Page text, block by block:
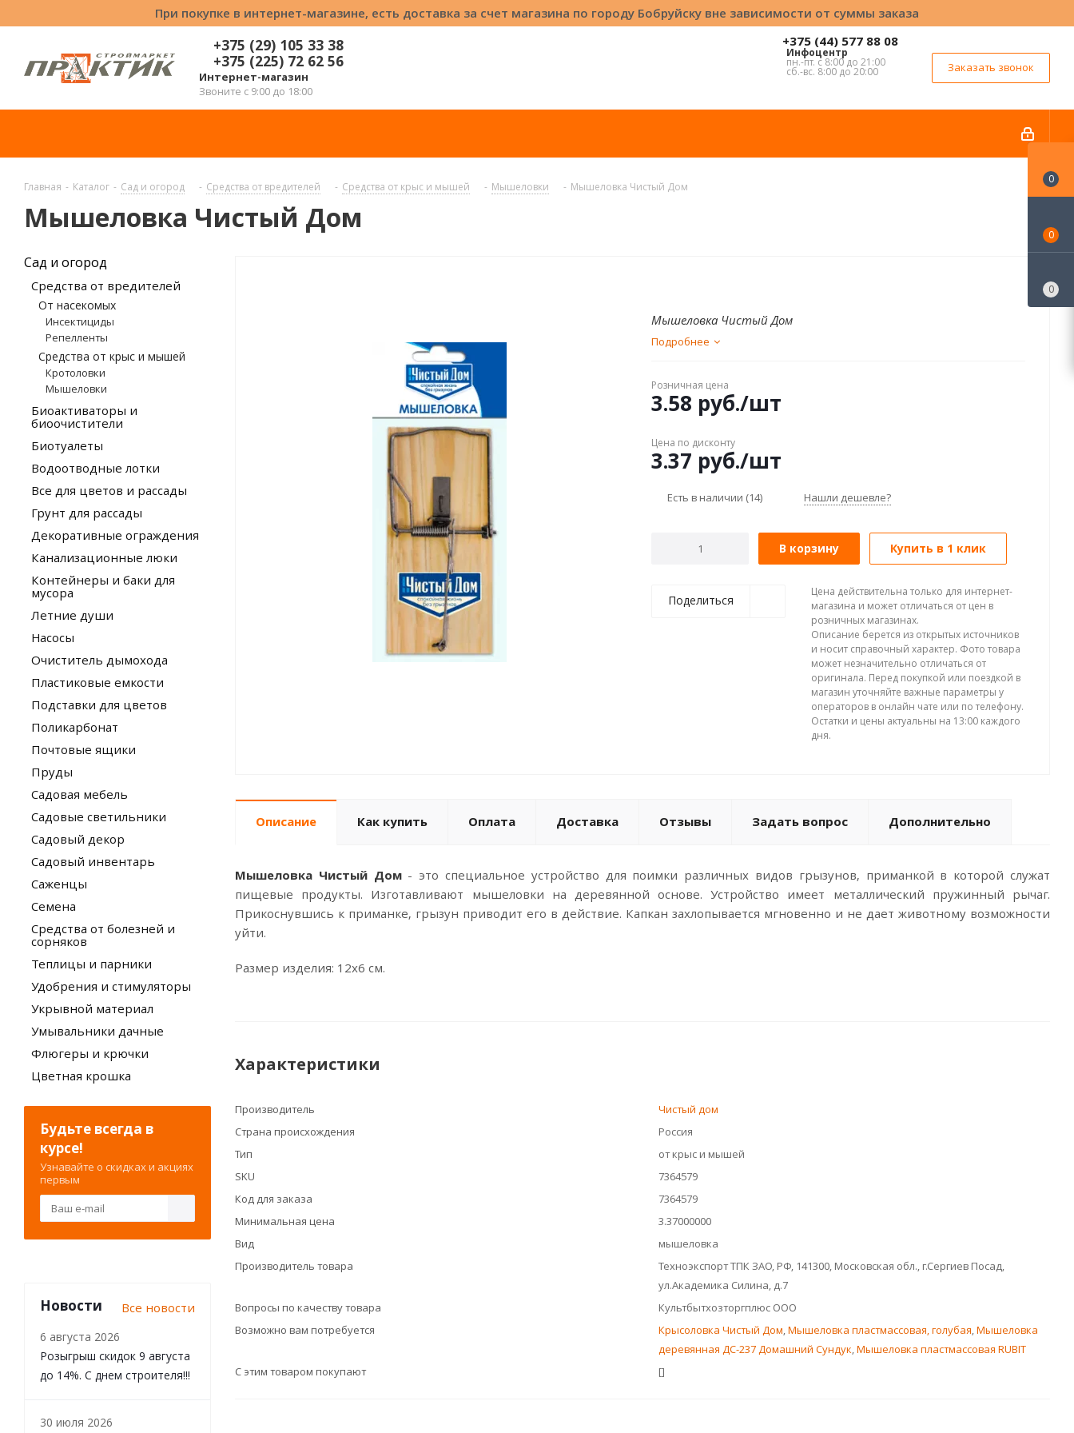
При покупке в интернет-магазине, есть доставка за счет магазина по городу Бобруйску вне зависимости от суммы заказа
+375 (29) 105 33 38
+375 (225) 72 62 56
Интернет-магазин
Звоните с 9:00 до 18:00
+375 (44) 577 88 08
Инфоцентр
пн.-пт. с 8:00 до 21:00
сб.-вс. 8:00 до 20:00 Заказать звонок
Главная - Каталог - Сад и огород - Средства от вредителей - Средства от крыс и мышей - Мышеловки - Мышеловка Чистый Дом
Мышеловка Чистый Дом
Мышеловка Чистый Дом
Подробнее
Розничная цена
3.58 руб./шт
Цена по дисконту
3.37 руб./шт
Есть в наличии (14) Нашли дешевле?
В корзину Купить в 1 клик
Поделиться
Цена действительна только для интернет-
магазина и может отличаться от цен в
розничных магазинах.
Описание берется из открытых источников
и носит справочный характер. Фото товара
может незначительно отличаться от
оригинала. Перед покупкой или поездкой в
магазин уточняйте важные параметры у
операторов в онлайн чате или по телефону.
Остатки и цены актуальны на 13:00 каждого
дня.
Описание Как купить Оплата Доставка Отзывы Задать вопрос Дополнительно
Мышеловка Чистый Дом- это специальное устройство для поимки различных видов грызунов, приманкой в которой служат
пищевые продукты. Изготавливают мышеловки на деревянной основе. Устройство имеет металлический пружинный рычаг.
Прикоснувшись к приманке, грызун приводит его в действие. Капкан захлопывается мгновенно и не дает животному возможности
уйти.
Размер изделия: 12х6 см.
Характеристики
Производитель
Чистый дом
Страна происхождения
Россия
Тип
от крыс и мышей
SKU
7364579
Код для заказа
7364579
Минимальная цена
3.37000000
Вид
мышеловка
Производитель товара
Техноэкспорт ТПК ЗАО, РФ, 141300, Московская обл., г.Сергиев Посад,
ул.Академика Силина, д.7
Вопросы по качеству товара
Культбытхозторгплюс ООО
Возможно вам потребуется
Крысоловка Чистый Дом,Мышеловка пластмассовая, голубая,Мышеловка
деревянная ДС-237 Домашний Сундук,Мышеловка пластмассовая RUBIT
С этим товаром покупают
[]
Сад и огород
Средства от вредителей
От насекомых
Инсектициды
Репелленты
Средства от крыс и мышей
Кротоловки
Мышеловки
Биоактиваторы и
биоочистители
Биотуалеты
Водоотводные лотки
Все для цветов и рассады
Грунт для рассады
Декоративные ограждения
Канализационные люки
Контейнеры и баки для
мусора
Летние души
Насосы
Очиститель дымохода
Пластиковые емкости
Подставки для цветов
Поликарбонат
Почтовые ящики
Пруды
Садовая мебель
Садовые светильники
Садовый декор
Садовый инвентарь
Саженцы
Семена
Средства от болезней и
сорняков
Теплицы и парники
Удобрения и стимуляторы
Укрывной материал
Умывальники дачные
Флюгеры и крючки
Цветная крошка
Будьте всегда в
курсе!
Узнавайте о скидках и акциях
первым
Новости Все новости
6 августа 2026
Розыгрыш скидок 9 августа
до 14%. С днем строителя!!!
30 июля 2026
0
0
0